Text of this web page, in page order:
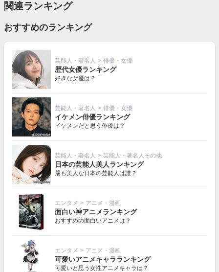
関連ランキング
おすすめのランキング
芸能人・著名人 > 俳優・女優
歴代女優ランキング
好きな女優は？
芸能人・著名人 > 俳優・女優
イケメン俳優ランキング
イケメンだと思う俳優は？
芸能人・著名人 > 芸能人・著名人その他
日本の芸能人美人ランキング
最も美人な日本の芸能人は誰？
エンタメ > アニメ・漫画
面白い神アニメランキング
おすすめの面白いアニメは？
エンタメ > アニメ・漫画
可愛いアニメキャラランキング
可愛いと思う女性アニメキャラは？